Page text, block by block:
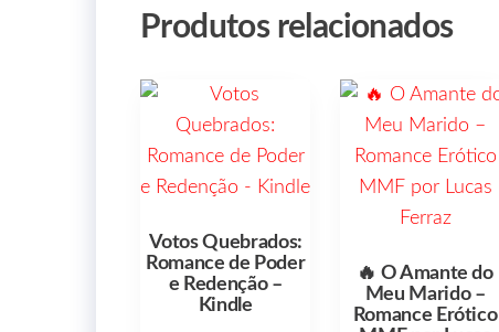
Produtos relacionados
Votos Quebrados:
Romance de Poder
e Redenção –
Kindle
🔥 O Amante do
Meu Marido –
Romance Erótico